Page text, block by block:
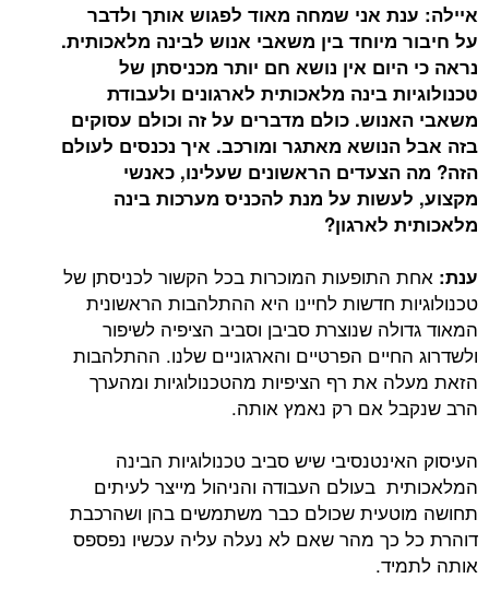
איילה: ענת אני שמחה מאוד לפגוש אותך ולדבר
על חיבור מיוחד בין משאבי אנוש לבינה מלאכותית.
נראה כי היום אין נושא חם יותר מכניסתן של
טכנולוגיות בינה מלאכותית לארגונים ולעבודת
משאבי האנוש. כולם מדברים על זה וכולם עסוקים
בזה אבל הנושא מאתגר ומורכב. איך נכנסים לעולם
הזה? מה הצעדים הראשונים שעלינו, כאנשי
מקצוע, לעשות על מנת להכניס מערכות בינה
מלאכותית לארגון?
ענת: אחת התופעות המוכרות בכל הקשור לכניסתן של
טכנולוגיות חדשות לחיינו היא ההתלהבות הראשונית
המאוד גדולה שנוצרת סביבן וסביב הציפיה לשיפור
ולשדרוג החיים הפרטיים והארגוניים שלנו. ההתלהבות
הזאת מעלה את רף הציפיות מהטכנולוגיות ומהערך
הרב שנקבל אם רק נאמץ אותה.
העיסוק האינטנסיבי שיש סביב טכנולוגיות הבינה
המלאכותית בעולם העבודה והניהול מייצר לעיתים
תחושה מוטעית שכולם כבר משתמשים בהן ושהרכבת
דוהרת כל כך מהר שאם לא נעלה עליה עכשיו נפספס
אותה לתמיד.